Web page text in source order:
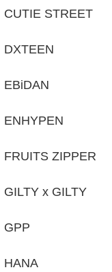
CUTIE STREET
DXTEEN
EBiDAN
ENHYPEN
FRUITS ZIPPER
GILTY x GILTY
GPP
HANA